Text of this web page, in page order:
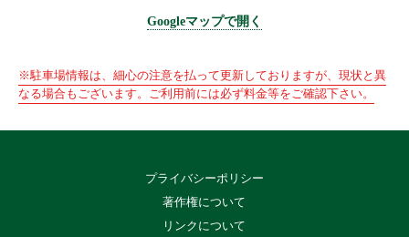
Googleマップで開く
※駐車場情報は、細心の注意を払って更新しておりますが、現状と異
なる場合もございます。ご利用前には必ず料金等をご確認下さい。
プライバシーポリシー
著作権について
リンクについて